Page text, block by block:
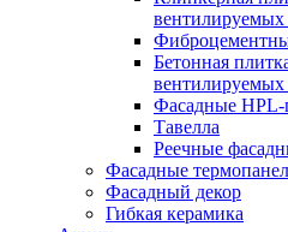
вентилируемых
Бетонная
вентилируемых
Фасадные HPL-
Тавелла
Реечные
Фасадные
Фасадный декор
Гибкая керамика